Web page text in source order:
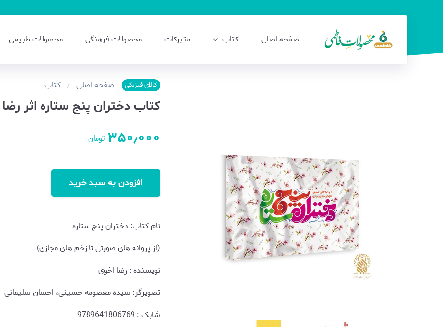
صفحه اصلی کتاب متبرکات محصولات فرهنگی محصولات طبیعی
کالای فیزیکی صفحه اصلی کتاب
کتاب دختران پنج ستاره اثر
۳۵۰٫۰۰۰ تومان
افزودن به سبد خرید
نام کتاب: دختران پنج ستاره
(از پروانه های صورتی تا زخم های مجازی)
نويسنده : رضا اخوی
تصویرگر: سیده معصومه حسینی، احسان سلیمانی
شابک : 9789641806769